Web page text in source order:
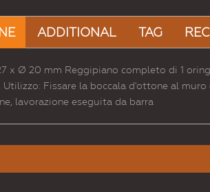
ADDITIONAL TAG
x Ø 20 mm Reggipiano completo di 1
Utilizzo: Fissare la boccala d'ottone al
lavorazione eseguita da barra